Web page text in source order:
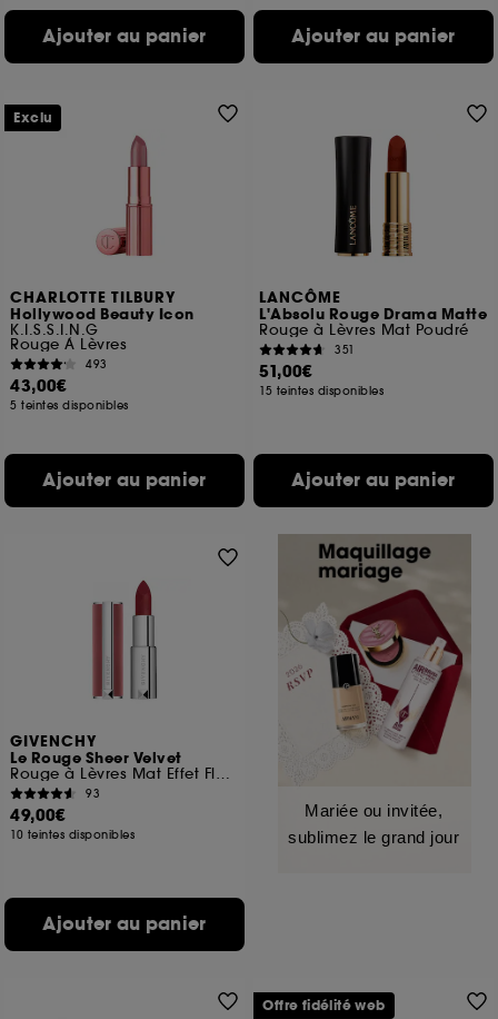
Ajouter au panier Ajouter au panier
CHARLOTTE TILBURY
Hollywood Beauty Icon
K.I.S.S.I.N.G
Rouge À Lèvres
493
43,00€
5 teintes disponibles
Ajouter au panier
Exclu
LANCÔME
L'Absolu Rouge Drama Matte
Rouge à Lèvres Mat Poudré
351
51,00€
15 teintes disponibles
Ajouter au panier
GIVENCHY
Le Rouge Sheer Velvet
Rouge à Lèvres Mat Effet Floutant
93
49,00€
10 teintes disponibles
Ajouter au panier
Mariée ou invitée,
sublimez le grand jour
Offre fidélité web